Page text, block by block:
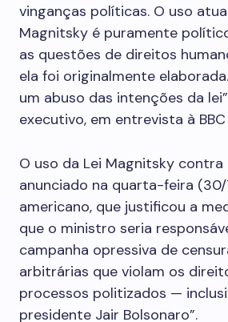
vinganças políticas. O uso
Magnitsky é puramente
as questões de direitos
ela foi originalmente
um abuso das intenções da
executivo, em entrevista à BBC
O uso da Lei Magnitsky contra
anunciado na quarta-feira
americano, que justificou a
que o ministro seria
campanha opressiva de
arbitrárias que violam os
processos politizados —
presidente Jair Bolsonaro”.